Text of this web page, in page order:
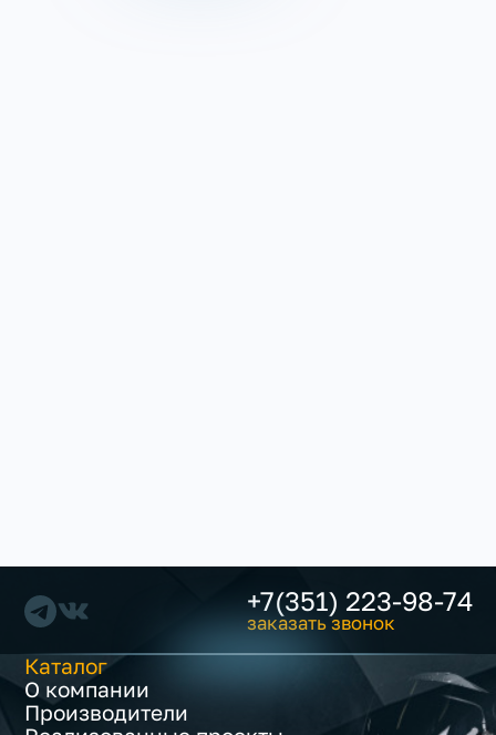
+7(351) 223-98-74
заказать звонок
Каталог
О компании
Производители